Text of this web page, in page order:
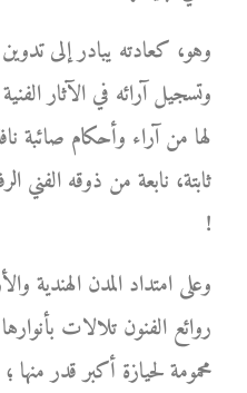
وهو، كعادته يبادر إلى تدوين
وتسجيل آرائه في الآثار
لها من آراء وأحكام صائبة
ثابتة، نابعة من ذوقه الفني
!
وعلى امتداد المدن الهندية
روائع الفنون تلالات
محمومة لحيازة أكبر قدر منها